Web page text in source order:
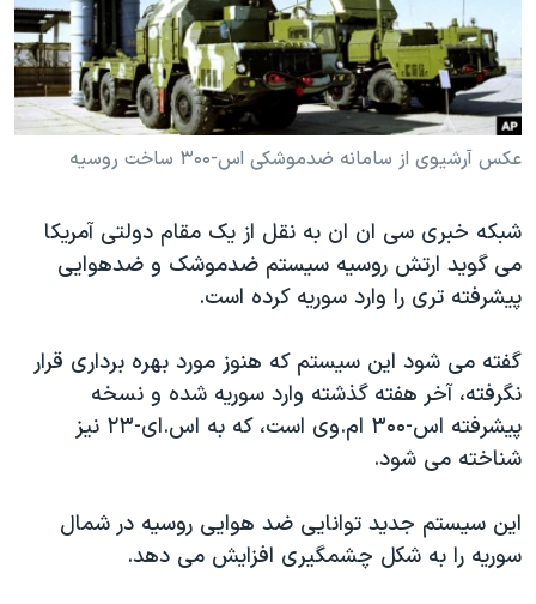
فرهنگ و زندگی
حقوق شهروندی
اقتصادی
علم و فناوری
گالری عکس
آرشیو پخش زنده
مستندها
انتخابات ریاست جمهوری آمریکا ۲۰۲۴
حمله جمهوری اسلامی به اسرائیل
رمز مهسا
اعتراضات زن، زندگی، آزادی
مجموعه مستندهای دادخواهی
دادگاه حمید نوری
چهل سال گروگان‌گیری
قانون شفافیت دارائی کادر رهبری ایران
اسرائیل در جنگ
دنبال کنید
عکس آرشیوی از سامانه ضدموشکی اس-۳۰۰ ساخت روسیه
شبکه خبری سی ان ان به نقل از یک مقام دولتی آمریکا
می گوید ارتش روسیه سیستم ضدموشک و ضدهوایی
پیشرفته تری را وارد سوریه کرده است.
گفته می شود این سیستم که هنوز مورد بهره برداری قرار
نگرفته، آخر هفته گذشته وارد سوریه شده و نسخه
پیشرفته اس-۳۰۰ ام.وی است، که به اس.ای-۲۳ نیز
شناخته می شود.
این سیستم جدید توانایی ضد هوایی روسیه در شمال
سوریه را به شکل چشمگیری افزایش می دهد.